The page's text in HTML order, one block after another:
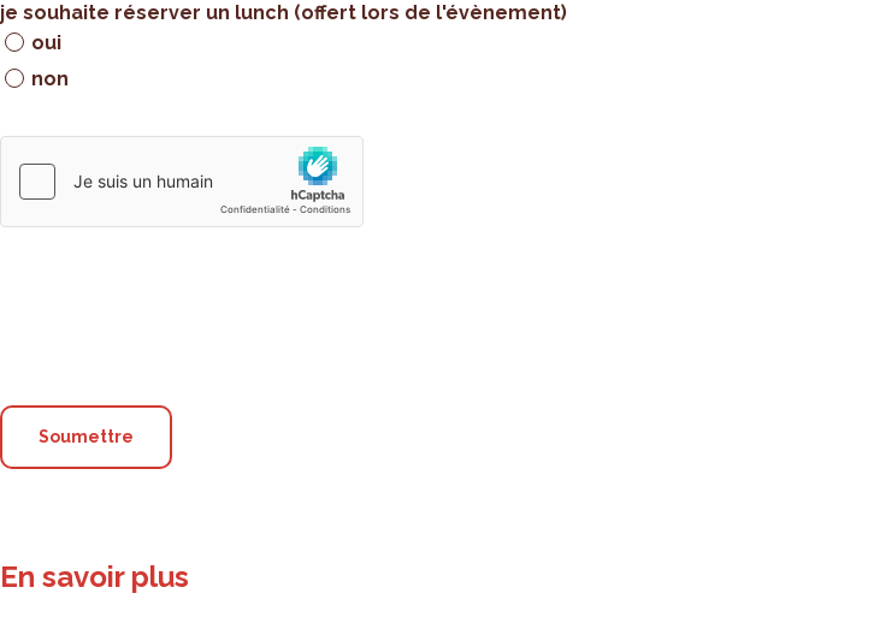
je souhaite réserver un lunch (offert lors de l'évènement)
oui
non
En savoir plus